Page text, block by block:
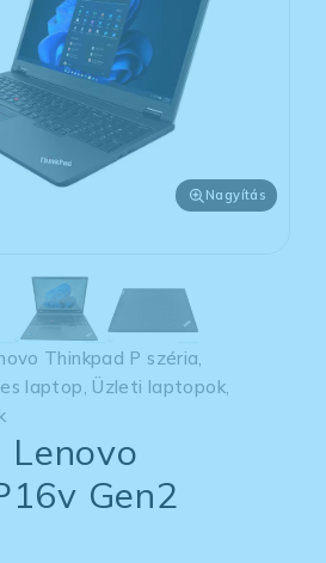
Nagyítás
Thinkpad P széria,
laptop, Üzleti laptopok,
Gen2